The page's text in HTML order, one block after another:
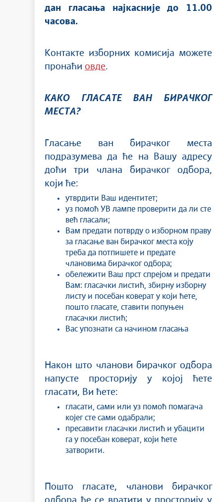
дан гласања најкасније до 11.00
часова.
Контакте изборних комисија можете
пронаћи овде.
КАКО ГЛАСАТЕ ВАН БИРАЧКОГ
МЕСТА?
Гласање ван бирачког места
подразумева да ће на Вашу адресу
доћи три члана бирачког одбора,
који ће:
утврдити Ваш идентитет;
уз помоћ УВ лампе проверити да ли сте
већ гласали;
Вам предати потврду о изборном праву
за гласање ван бирачког места коју
треба да потпишете и предате
члановима бирачког одбора;
обележити Ваш прст спрејом и предати
Вам: гласачки листић, збирну изборну
листу и посебан коверат у који ћете,
пошто гласате, ставити попуњен
гласачки листић;
Вас упознати са начином гласања
Након што чланови бирачког одбора
напусте просторију у којој ћете
гласати, Ви ћете:
гласати, сами или уз помоћ помагача
којег сте сами одабрали;
пресавити гласачки листић и убацити
га у посебан коверат, који ћете
затворити.
Пошто гласате, чланови бирачког